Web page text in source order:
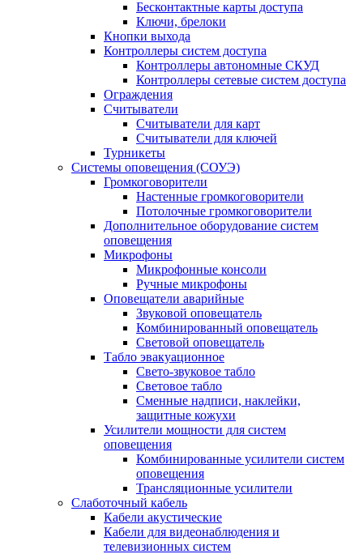
Бесконтактные карты доступа
Ключи, брелоки
Кнопки выхода
Контроллеры систем доступа
Контроллеры автономные СКУД
Контроллеры сетевые систем доступа
Ограждения
Считыватели
Считыватели для карт
Считыватели для ключей
Турникеты
Системы оповещения (СОУЭ)
Громкоговорители
Настенные громкоговорители
Потолочные громкоговорители
Дополнительное оборудование систем
оповещения
Микрофоны
Микрофонные консоли
Ручные микрофоны
Оповещатели аварийные
Звуковой оповещатель
Комбинированный оповещатель
Световой оповещатель
Табло эвакуационное
Свето-звуковое табло
Световое табло
Сменные надписи, наклейки,
защитные кожухи
Усилители мощности для систем
оповещения
Комбинированные усилители систем
оповещения
Трансляционные усилители
Слаботочный кабель
Кабели акустические
Кабели для видеонаблюдения и
телевизионных систем